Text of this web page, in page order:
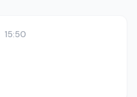
15:50